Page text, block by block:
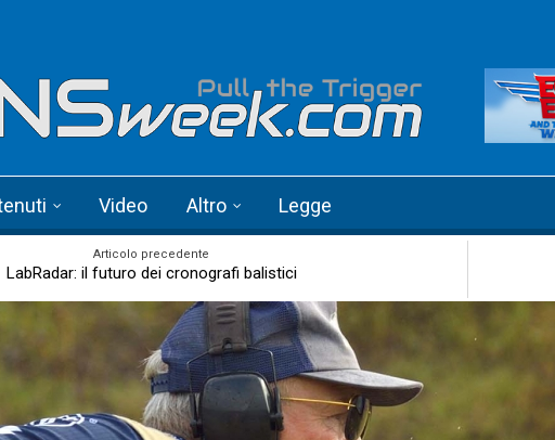
Video Altro Legge
Articolo precedente
LabRadar: il futuro dei cronografi balistici